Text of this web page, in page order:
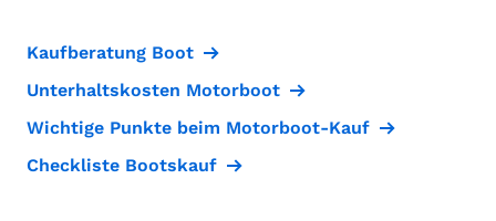
Kaufberatung Boot
Unterhaltskosten Motorboot
Wichtige Punkte beim Motorboot-Kauf
Checkliste Bootskauf